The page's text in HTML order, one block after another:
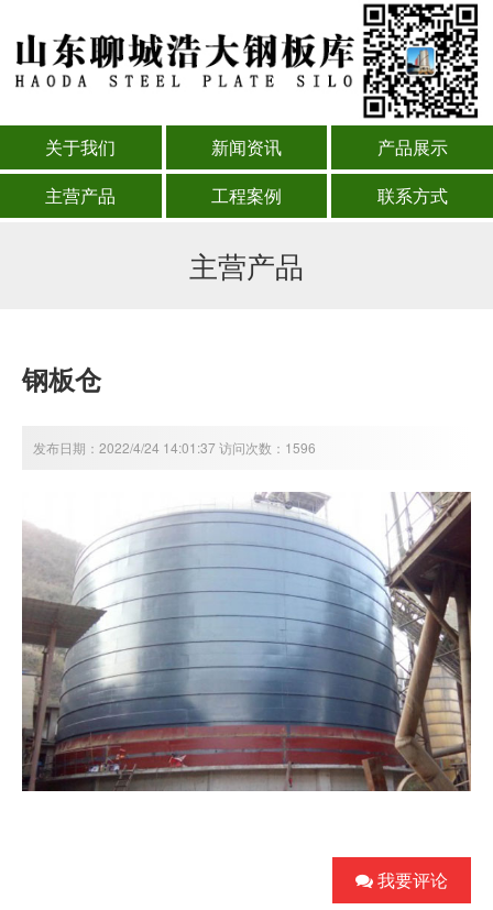
关于我们 新闻资讯
产品展示
主营产品
工程案例 联系方式
主营产品
钢板仓
发布日期：2022/4/24 14:01:37 访问次数：1596
我要评论